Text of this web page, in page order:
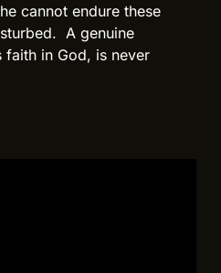
cannot endure these
A genuine
in God, is never